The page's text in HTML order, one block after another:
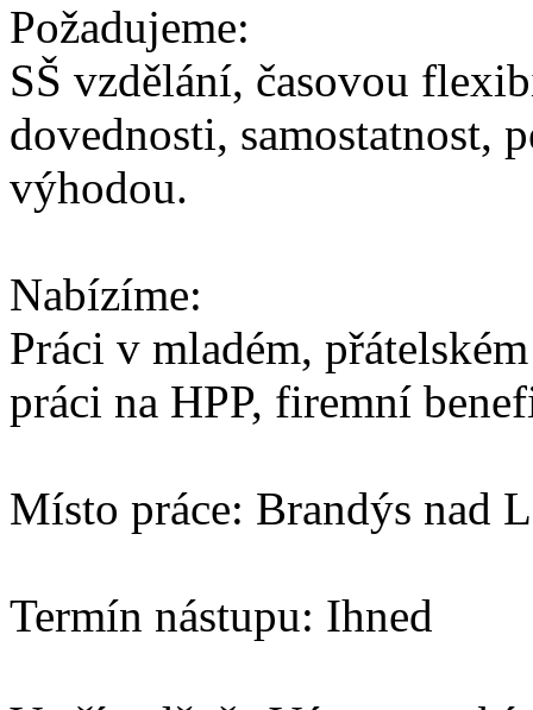
Požadujeme:
SŠ vzdělání, časovou
dovednosti, samostatnost,
výhodou.
Nabízíme:
Práci v mladém,
práci na HPP, firemní
Místo práce: Brandýs nad
Termín nástupu: Ihned